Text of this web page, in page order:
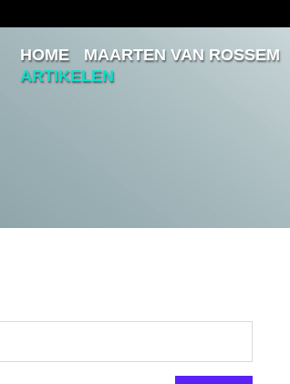
HOME MAARTEN VAN ROSSEM
ARTIKELEN